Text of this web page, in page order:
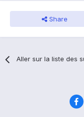
Share
Aller sur la liste des